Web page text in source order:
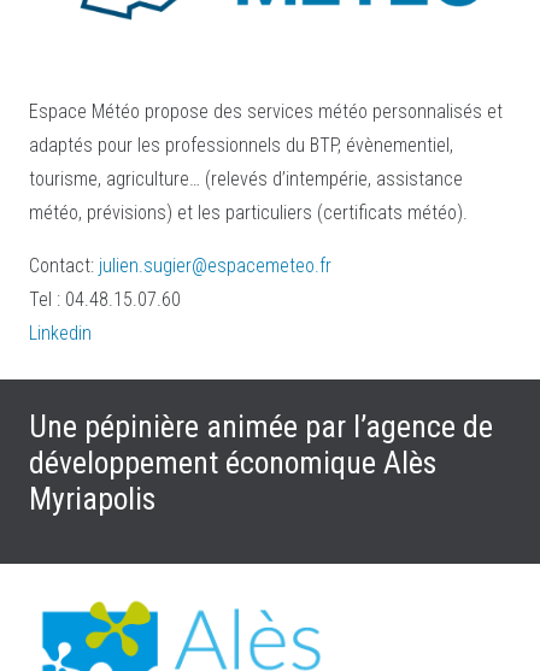
Espace Météo propose des services météo personnalisés et
adaptés pour les professionnels du BTP, évènementiel,
tourisme, agriculture… (relevés d’intempérie, assistance
météo, prévisions) et les particuliers (certificats météo).
Contact: julien.sugier@espacemeteo.fr
Tel : 04.48.15.07.60
Linkedin
Une pépinière animée par l’agence de
développement économique Alès
Myriapolis